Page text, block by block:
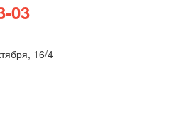
03
16/4